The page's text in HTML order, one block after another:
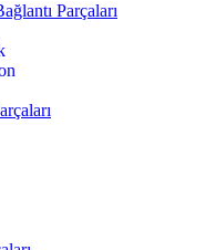
Parçaları